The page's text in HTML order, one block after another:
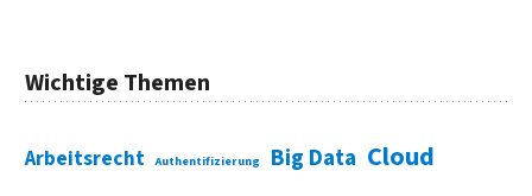
Wichtige Themen
Arbeitsrecht Authentifizierung Big Data Cloud